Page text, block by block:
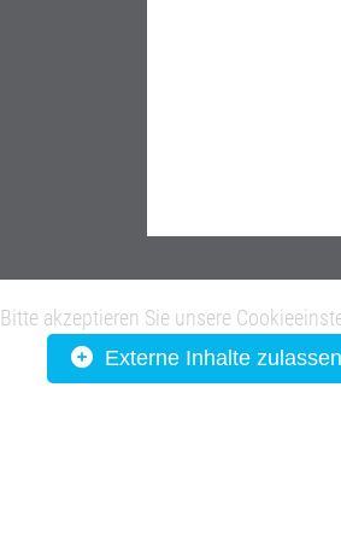
Bitte akzeptieren Sie unsere
Externe Inhalte zulassen